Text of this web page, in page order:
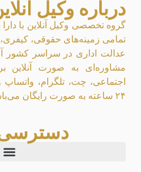
درباره وکیل
گروه تخصصی وکیل آنلاین با
تمامی زمینه‌های حقوقی، کیفری،
عدالت اداری در سراسر کشور
مشاوره‌ای به صورت آنلاین
اجتماعی، چت، تلگرام،
۲۴ ساعته به صورت رایگان می‌باشد.